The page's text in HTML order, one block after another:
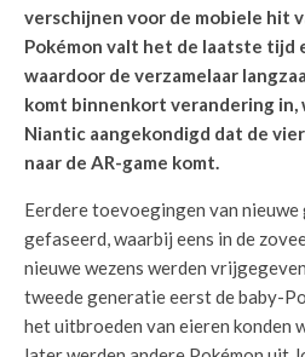
verschijnen voor de mobiele hit
Pokémon valt het de laatste tijd
waardoor de verzamelaar
komt binnenkort verandering
Niantic aangekondigd dat de
naar de AR-game komt.
Eerdere toevoegingen van
gefaseerd, waarbij eens in de
nieuwe wezens werden
tweede generatie eerst de baby-
het uitbroeden van eieren konden